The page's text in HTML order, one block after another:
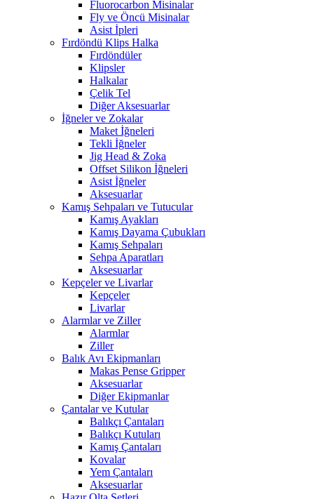
Fluorocarbon Misinalar
Fly ve Öncü Misinalar
Asist İpleri
Fırdöndü Klips Halka
Fırdöndüler
Klipsler
Halkalar
Çelik Tel
Diğer Aksesuarlar
İğneler ve Zokalar
Maket İğneleri
Tekli İğneler
Jig Head & Zoka
Offset Silikon İğneleri
Asist İğneler
Aksesuarlar
Kamış Sehpaları ve Tutucular
Kamış Ayakları
Kamış Dayama Çubukları
Kamış Sehpaları
Sehpa Aparatları
Aksesuarlar
Kepçeler ve Livarlar
Kepçeler
Livarlar
Alarmlar ve Ziller
Alarmlar
Ziller
Balık Avı Ekipmanları
Makas Pense Gripper
Aksesuarlar
Diğer Ekipmanlar
Çantalar ve Kutular
Balıkçı Çantaları
Balıkçı Kutuları
Kamış Çantaları
Kovalar
Yem Çantaları
Aksesuarlar